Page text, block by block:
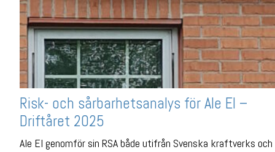
Risk- och sårbarhetsanalys för Ale El –
Driftåret 2025
Ale El genomför sin RSA både utifrån Svenska kraftverks och